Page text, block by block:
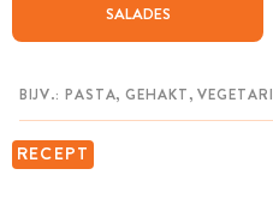
SALADES
RECEPT
CHAT MET MAIA
MIJN BEWAARDE RECEPTEN